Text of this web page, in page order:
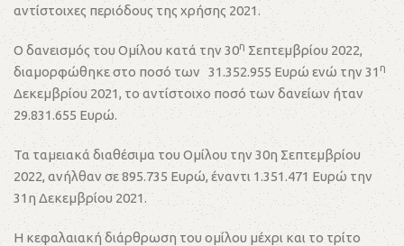
αντίστοιχες περιόδους της χρήσης 2021.
Ο δανεισμός του Ομίλου κατά την 30η Σεπτεμβρίου 2022,
διαμορφώθηκε στο ποσό των 31.352.955 Ευρώ ενώ την 31 η
Δεκεμβρίου 2021, το αντίστοιχο ποσό των δανείων ήταν
29.831.655 Ευρώ.
Τα ταμειακά διαθέσιμα του Ομίλου την 30η Σεπτεμβρίου
2022, ανήλθαν σε 895.735 Ευρώ, έναντι 1.351.471 Ευρώ την
31η Δεκεμβρίου 2021.
Η κεφαλαιακή διάρθρωση του ομίλου μέχρι και το τρίτο